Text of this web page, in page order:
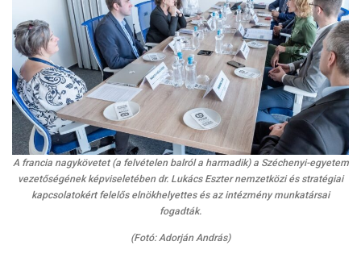
A francia nagykövetet (a felvételen balról a harmadik) a Széchenyi-egyetem
vezetőségének képviseletében dr. Lukács Eszter nemzetközi és stratégiai
kapcsolatokért felelős elnökhelyettes és az intézmény munkatársai
fogadták.
(Fotó: Adorján András)